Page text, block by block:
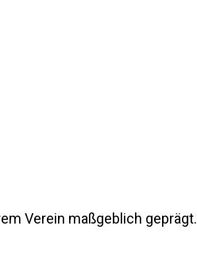
Verein maßgeblich geprägt.